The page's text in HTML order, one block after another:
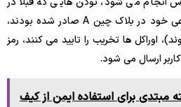
بلاک چین B با همتایان مصنوعی خود در بلاک چین A صادر شده بودند،
اوراکل ها تخریب را تایید می کنند، رمز
ارسال می شود.
مبتدی برای استفاده ایمن از کیف